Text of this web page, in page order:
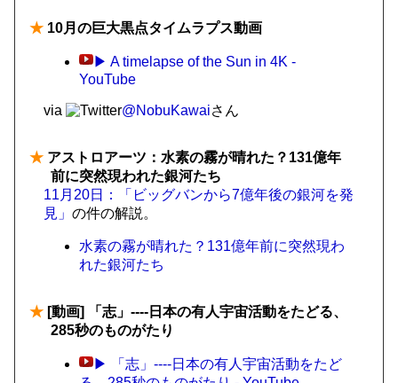
★ 10月の巨大黒点タイムラプス動画
▶ A timelapse of the Sun in 4K -
YouTube
via @NobuKawaiさん
★ アストロアーツ：水素の霧が晴れた？131億年
前に突然現われた銀河たち
11月20日：「ビッグバンから7億年後の銀河を発
見」 の件の解説。
水素の霧が晴れた？131億年前に突然現わ
れた銀河たち
★ [動画] 「志」----日本の有人宇宙活動をたどる、
285秒のものがたり
▶ 「志」----日本の有人宇宙活動をたど